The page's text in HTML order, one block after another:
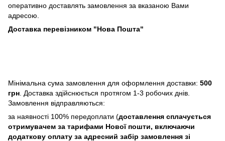
оперативно доставлять замовлення за вказаною Вами
адресою.
Доставка перевізником "Нова Пошта"
Мінімальна сума замовлення для оформлення доставки: 500
грн . Доставка здійснюється протягом 1-3 робочих днів.
Замовлення відправляються:
за наявності 100% передоплати (доставлення сплачується
отримувачем за тарифами Нової пошти, включаючи
додаткову оплату за адресний забір замовлення зі